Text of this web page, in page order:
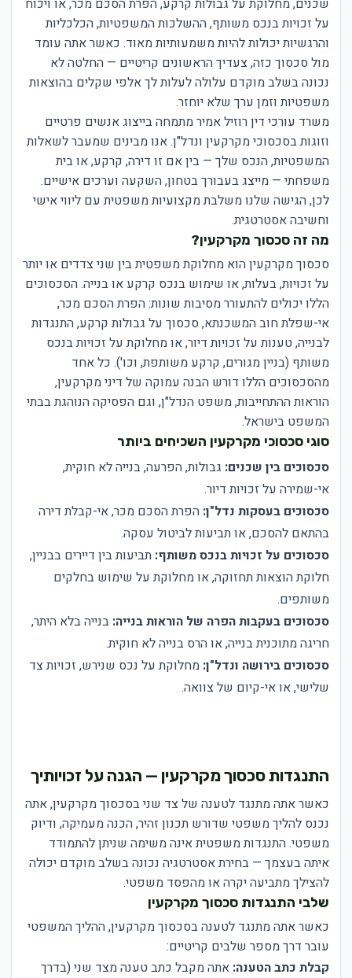
על זכויות בנכס משותף, ההשלכות המשפטיות, הכלכליות
והרגשיות יכולות להיות משמעותיות מאוד. כאשר אתה עומד
מול סכסוך כזה, צעדיך הראשונים קריטיים — החלטה לא
נכונה בשלב מוקדם עלולה לעלות לך אלפי שקלים בהוצאות
משפטיות וזמן ערך שלא יוחזר.
משרד עורכי דין רוזיל אמיר מתמחה בייצוג אנשים פרטיים
וזוגות בסכסוכי מקרקעין ונדל"ן. אנו מבינים שמעבר לשאלות
המשפטיות, הנכס שלך — בין אם זו דירה, קרקע, או בית
משפחתי — מייצג בעבורך בטחון, השקעה וערכים אישיים.
לכן, הגישה שלנו משלבת מקצועיות משפטית עם ליווי אישי
וחשיבה אסטרטגית.
מה זה סכסוך מקרקעין?
סכסוך מקרקעין הוא מחלוקת משפטית בין שני צדדים או יותר
על זכויות, בעלות, או שימוש בנכס קרקע או בנייה. הסכסוכים
הללו יכולים להתעורר מסיבות שונות: הפרת הסכם מכר,
אי-שפלת חוב המשכנתא, סכסוך על גבולות קרקע, התנגדות
לבנייה, טענות על זכויות דיור, או מחלוקת על זכויות בנכס
משותף (בניין מגורים, קרקע משותפת, וכו'). כל אחד
מהסכסוכים הללו דורש הבנה עמוקה של דיני מקרקעין,
הוראות ההתחייבות, משפט הנדל"ן, וגם הפסיקה הנוהגת בבתי
המשפט בישראל.
סוגי סכסוכי מקרקעין השכיחים ביותר
סכסוכים בין שכנים: גבולות, הפרעה, בנייה לא חוקית,
אי-שמירה על זכויות דיור.
סכסוכים בעסקות נדל"ן: הפרת הסכם מכר, אי-קבלת דירה
בהתאם להסכם, או תביעות לביטול עסקה.
סכסוכים על זכויות בנכס משותף: תביעות בין דיירים בבניין,
חלוקת הוצאות תחזוקה, או מחלוקת על שימוש בחלקים
משותפים.
סכסוכים בעקבות הפרה של הוראות בנייה: בנייה בלא היתר,
חריגה מתוכנית בנייה, או הרס בנייה לא חוקית.
סכסוכים בירושה ונדל"ן: מחלוקת על נכס שנירש, זכויות צד
שלישי, או אי-קיום של צוואה.
התנגדות סכסוך מקרקעין — הגנה על זכויותיך
כאשר אתה מתנגד לטענה של צד שני בסכסוך מקרקעין, אתה
נכנס להליך משפטי שדורש תכנון זהיר, הכנה מעמיקה, ודיוק
משפטי. התנגדות משפטית אינה משימה שניתן להתמודד
איתה בעצמך — בחירת אסטרטגיה נכונה בשלב מוקדם יכולה
להצילך מתביעה יקרה או מהפסד משפטי.
שלבי התנגדות סכסוך מקרקעין
כאשר אתה מתנגד לטענה בסכסוך מקרקעין, ההליך המשפטי
עובר דרך מספר שלבים קריטיים:
קבלת כתב הטענה: אתה מקבל כתב טענה מצד שני (בדרך